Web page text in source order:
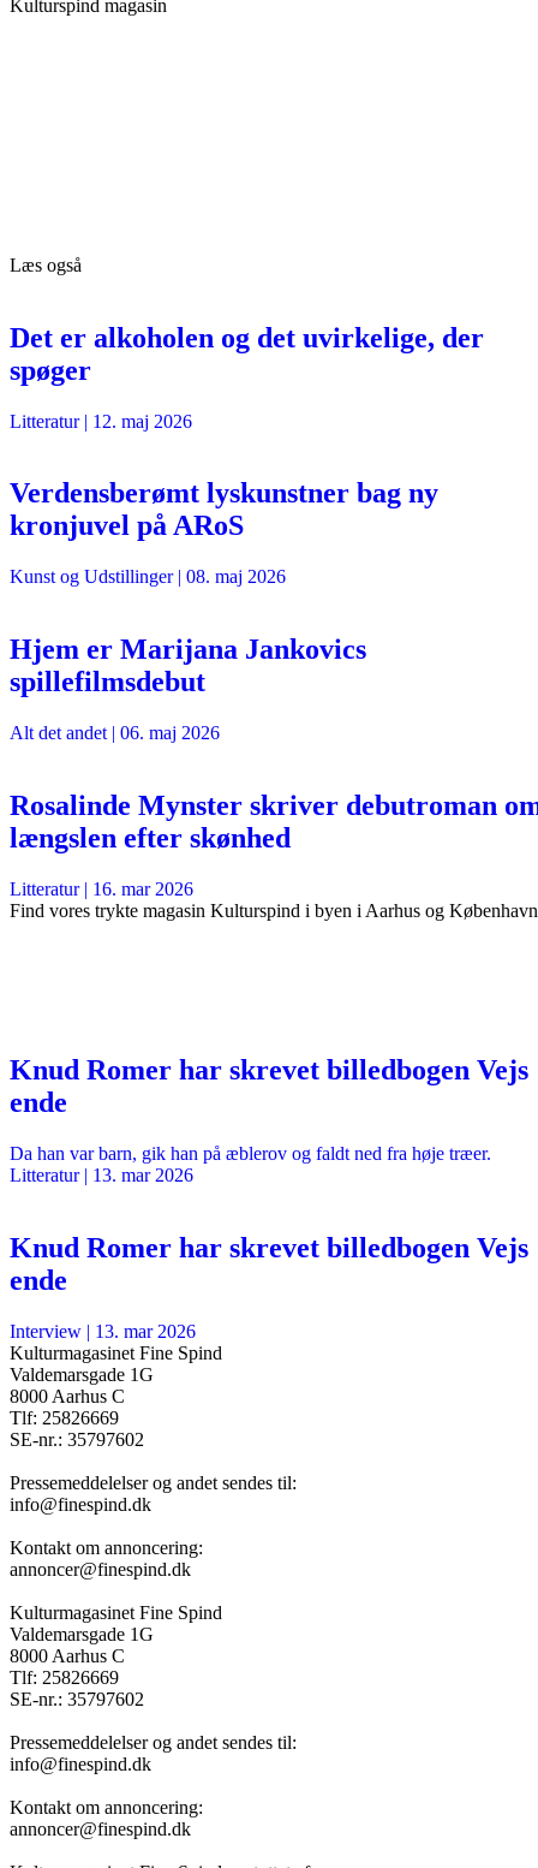
Kulturspind magasin
Læs også
Det er alkoholen og det uvirkelige, der
spøger
Litteratur| 12. maj 2026
Verdensberømt lyskunstner bag ny
kronjuvel på ARoS
Kunst og Udstillinger| 08. maj 2026
Hjem er Marijana Jankovics
spillefilmsdebut
Alt det andet | 06. maj 2026
Rosalinde Mynster skriver debutroman
længslen efter skønhed
Litteratur| 16. mar 2026
Find vores trykte magasin Kulturspind i byen i Aarhus og København
Knud Romer har skrevet billedbogen Vejs
ende
Da han var barn, gik han på æblerov og faldt ned fra høje træer.
Litteratur| 13. mar 2026
Knud Romer har skrevet billedbogen Vejs
ende
Interview | 13. mar 2026
Kulturmagasinet Fine Spind
Valdemarsgade 1G
8000 Aarhus C
Tlf: 25826669
SE-nr.: 35797602
Pressemeddelelser og andet sendes til:
info@finespind.dk
Kontakt om annoncering:
annoncer@finespind.dk
Kulturmagasinet Fine Spind
Valdemarsgade 1G
8000 Aarhus C
Tlf: 25826669
SE-nr.: 35797602
Pressemeddelelser og andet sendes til:
info@finespind.dk
Kontakt om annoncering:
annoncer@finespind.dk